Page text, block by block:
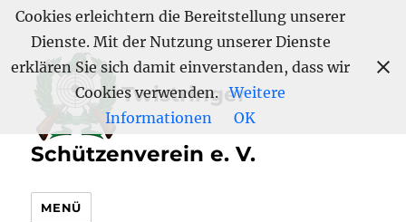
Twistringer
Schützenverein e. V.
MENÜ
Cookies erleichtern die Bereitstellung unserer
Dienste. Mit der Nutzung unserer Dienste
erklären Sie sich damit einverstanden, dass wir
Cookies verwenden. Weitere
Informationen
OK